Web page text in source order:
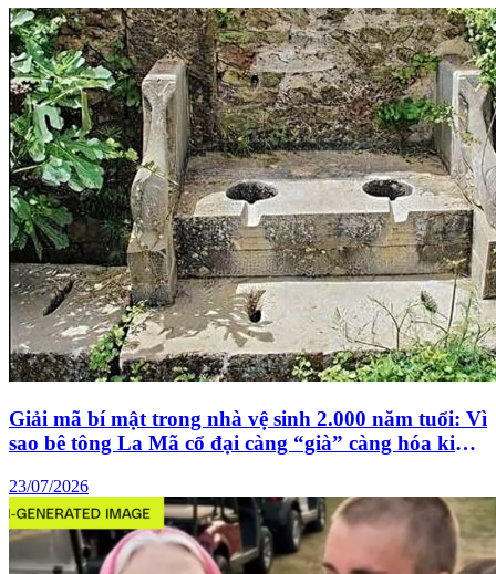
Giải mã bí mật trong nhà vệ sinh 2.000 năm tuổi: Vì
sao bê tông La Mã cổ đại càng “già” càng hóa kim
23/07/2026